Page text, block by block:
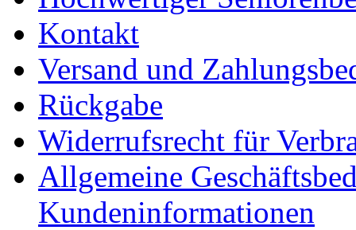
Kontakt
Versand und
Rückgabe
Widerrufsrecht für
Allgemeine
Kundeninformationen